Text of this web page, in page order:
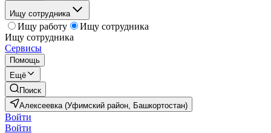
Ищу сотрудника
Ищу работу
Ищу сотрудника
Ищу сотрудника
Сервисы
Помощь
Ещё
Поиск
Алексеевка (Уфимский район, Башкортостан)
Войти
Войти